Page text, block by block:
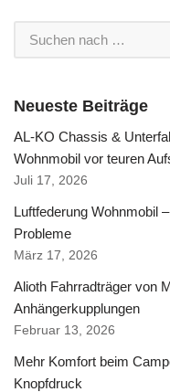
Neueste Beiträge
AL-KO Chassis &
Wohnmobil vor teuren
Juli 17, 2026
Luftfederung Wohnmobil
Probleme
März 17, 2026
Alioth Fahrradträger von
Anhängerkupplungen
Februar 13, 2026
Mehr Komfort beim
Knopfdruck